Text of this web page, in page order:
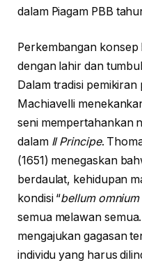
dalam Piagam PBB
Perkembangan
dengan lahir dan
Dalam tradisi
Machiavelli
seni mempertahankan
dalam Il Principe.
(1651) menegaskan
berdaulat, kehidupan
kondisi “bellum
semua melawan
mengajukan gagasan
individu yang harus